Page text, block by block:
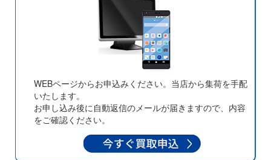
WEBページからお申込みください。当店から集荷を手配
いたします。
お申し込み後に自動返信のメールが届きますので、内容
をご確認ください。